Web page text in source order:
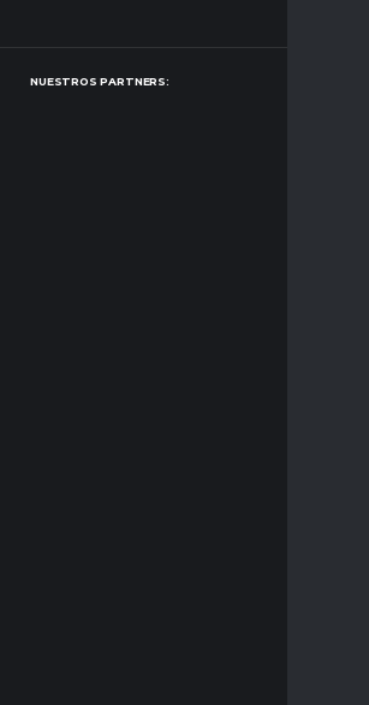
NUESTROS PARTNERS: